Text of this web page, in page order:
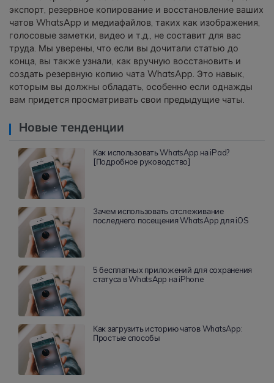
экспорт, резервное копирование и восстановление ваших
чатов WhatsApp и медиафайлов, таких как изображения,
голосовые заметки, видео и т.д., не составит для вас
труда. Мы уверены, что если вы дочитали статью до
конца, вы также узнали, как вручную восстановить и
создать резервную копию чата WhatsApp. Это навык,
которым вы должны обладать, особенно если однажды
вам придется просматривать свои предыдущие чаты.
Новые тенденции
Как использовать WhatsApp на iPad?
[Подробное руководство]
Зачем использовать отслеживание
последнего посещения WhatsApp для iOS
5 бесплатных приложений для сохранения
статуса в WhatsApp на iPhone
Как загрузить историю чатов WhatsApp:
Простые способы